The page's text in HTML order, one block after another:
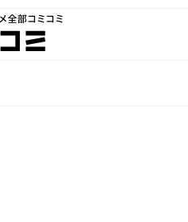
メ全部コミコミ
カドコミ